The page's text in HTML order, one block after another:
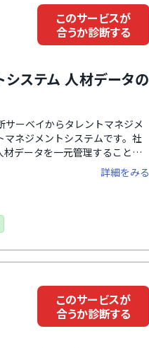
このサービスが
合うか診断する
ステム 人材データの
ーベイからタレントマネジメ
ネジメントシステムです。社
データを一元管理すること
UI・UXがわかりやすく直感的に
制も手厚く、企業ごとに専任
導入後の運用までサポートし
題もスムーズに解決しながら
です。
詳細をみる
このサービスが
合うか診断する